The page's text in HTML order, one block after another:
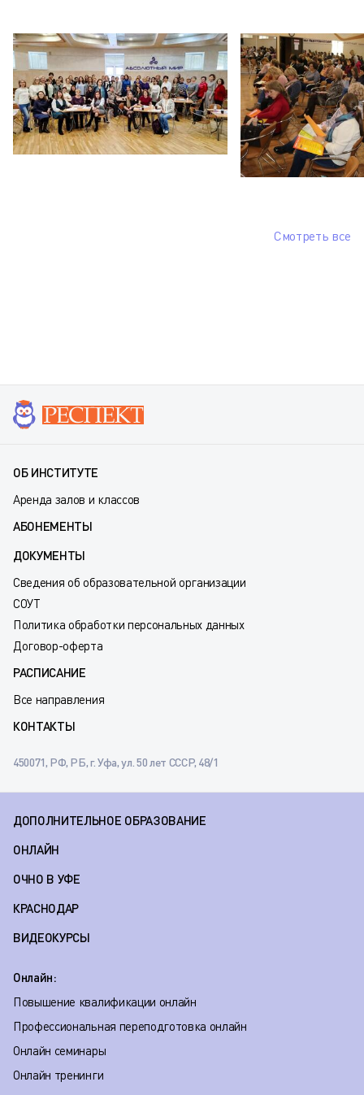
Смотреть все
ОБ ИНСТИТУТЕ
Аренда залов и классов
АБОНЕМЕНТЫ
ДОКУМЕНТЫ
Сведения об образовательной организации
СОУТ
Политика обработки персональных данных
Договор-оферта
РАСПИСАНИЕ
Все направления
КОНТАКТЫ
450071, РФ, РБ, г. Уфа, ул. 50 лет СССР, 48/1
ДОПОЛНИТЕЛЬНОЕ ОБРАЗОВАНИЕ
ОНЛАЙН
ОЧНО В УФЕ
КРАСНОДАР
ВИДЕОКУРСЫ
Онлайн:
Повышение квалификации онлайн
Профессиональная переподготовка онлайн
Онлайн семинары
Онлайн тренинги